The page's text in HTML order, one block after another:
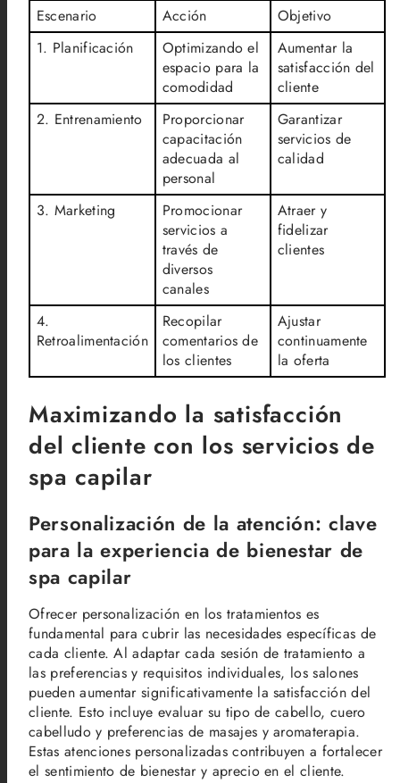
Escenario Acción
Objetivo
1. Planificación
Optimizando el
espacio para la
comodidad
Aumentar la
satisfacción del
cliente
2. Entrenamiento
Proporcionar
capacitación
adecuada al
personal
Garantizar
servicios de
calidad
3. Marketing
Promocionar
servicios a
través de
diversos
canales
Atraer y
fidelizar
clientes
4.
Retroalimentación
Recopilar
comentarios de
los clientes
Ajustar
continuamente
la oferta
Maximizando la satisfacción
del cliente con los servicios de
spa capilar
Personalización de la atención: clave
para la experiencia de bienestar de
spa capilar
Ofrecer personalización en los tratamientos es
fundamental para cubrir las necesidades específicas de
cada cliente. Al adaptar cada sesión de tratamiento a
las preferencias y requisitos individuales, los salones
pueden aumentar significativamente la satisfacción del
cliente. Esto incluye evaluar su tipo de cabello, cuero
cabelludo y preferencias de masajes y aromaterapia.
Estas atenciones personalizadas contribuyen a fortalecer
el sentimiento de bienestar y aprecio en el cliente.